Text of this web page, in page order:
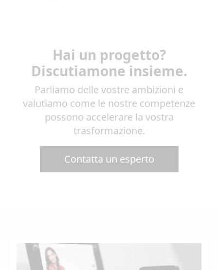
Hai un progetto?
Discutiamone insieme.
Parliamo delle vostre ambizioni e
valutiamo come le nostre competenze
possono accelerare la vostra
trasformazione.
Contatta un esperto